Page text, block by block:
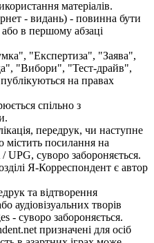
матеріалів.
- видань) - повинна бути
в першому абзаці
"Експертиза", "Заява",
"Вибори", "Тест-драйв",
на правах
спільно з
передрук, чи наступне
посилання на
UPG, суворо забороняється.
Я-Корреспондент є автор
та відтворення
аудіовізуальних творів
- суворо забороняється.
призначені для осіб